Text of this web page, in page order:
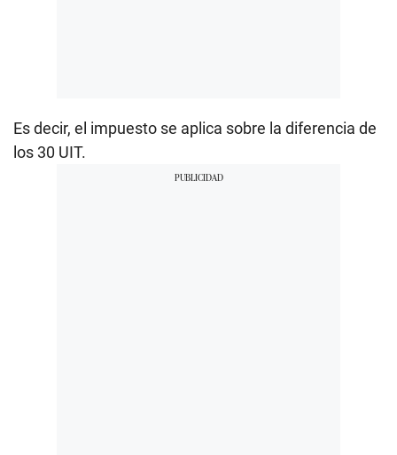
Es decir, el impuesto se aplica sobre la diferencia de
los 30 UIT.